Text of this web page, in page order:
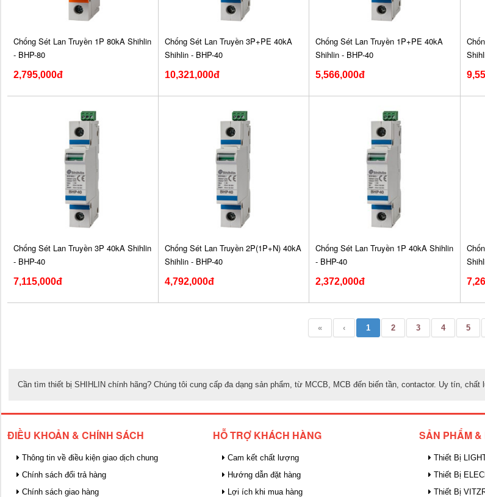
Chống Sét Lan Truyền 1P 80kA Shihlin
- BHP-80
2,795,000đ
Chống Sét Lan Truyền 3P+PE 40kA
Shihlin - BHP-40
10,321,000đ
Chống Sét Lan Truyền 1P+PE 40kA
Shihlin - BHP-40
5,566,000đ
Chống Sét Lan Truyền 3P 40kA Shihlin
- BHP-40
7,115,000đ
Chống Sét Lan Truyền 2P(1P+N) 40kA
Shihlin - BHP-40
4,792,000đ
Chống Sét Lan Truyền 1P 40kA Shihlin
- BHP-40
2,372,000đ
« ‹ 1 2 3 4 5
Cần tìm thiết bị SHIHLIN chính hãng? Chúng tôi cung cấp đa dạng sản phẩm, từ MCCB, MCB đến biến tần, contactor. Uy tín, chất
ĐIỀU KHOẢN & CHÍNH SÁCH
Thông tin về điều kiện giao dịch chung
Chính sách đổi trả hàng
Chính sách giao hàng
HỖ TRỢ KHÁCH HÀNG
Cam kết chất lượng
Hướng dẫn đặt hàng
Lợi ích khi mua hàng
SẢN PHẨM &
Thiết Bị
Thiết Bị
Thiết Bị